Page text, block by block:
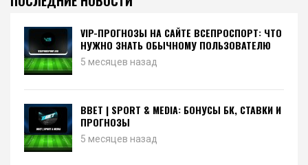
VIP-ПРОГНОЗЫ НА САЙТЕ ВСЕПРОСПОРТ: ЧТО
НУЖНО ЗНАТЬ ОБЫЧНОМУ ПОЛЬЗОВАТЕЛЮ
5 месяцев назад
BBET | SPORT & MEDIA: БОНУСЫ БК, СТАВКИ И
ПРОГНОЗЫ
5 месяцев назад